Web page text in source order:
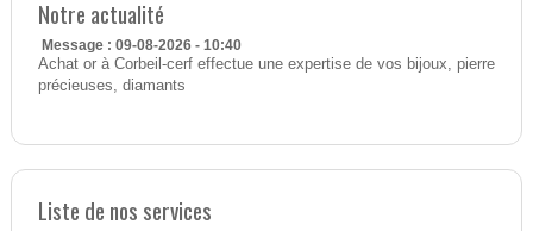
Notre actualité
Message : 09-08-2026 - 10:40
Achat or à Corbeil-cerf effectue une expertise de vos bijoux, pierre
précieuses, diamants
Liste de nos services